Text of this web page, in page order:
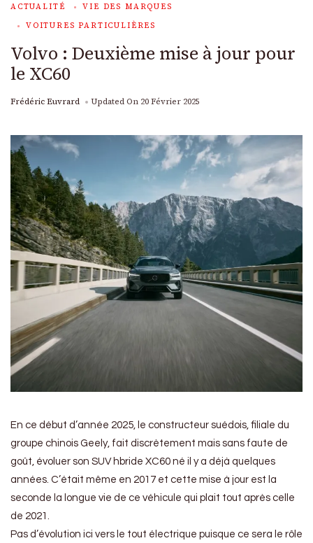
ACTUALITÉ
VIE DES MARQUES
VOITURES PARTICULIÈRES
Volvo : Deuxième mise à jour pour
le XC60
Frédéric Euvrard Updated On 20 Février 2025
En ce début d’année 2025, le constructeur suédois, filiale du
groupe chinois Geely, fait discrètement mais sans faute de
goût, évoluer son SUV hbride XC60 né il y a déjà quelques
années. C’était même en 2017 et cette mise à jour est la
seconde la longue vie de ce véhicule qui plait tout après celle
de 2021.
Pas d’évolution ici vers le tout électrique puisque ce sera le rôle